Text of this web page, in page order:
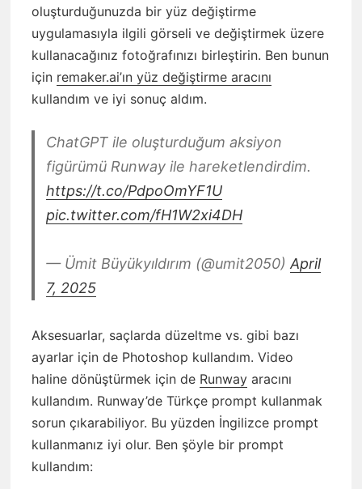
oluşturduğunuzda bir yüz değiştirme
uygulamasıyla ilgili görseli ve değiştirmek üzere
kullanacağınız fotoğrafınızı birleştirin. Ben bunun
için remaker.ai’ın yüz değiştirme aracını
kullandım ve iyi sonuç aldım.
ChatGPT ile oluşturduğum aksiyon
figürümü Runway ile hareketlendirdim.
https://t.co/PdpoOmYF1U
pic.twitter.com/fH1W2xi4DH
— Ümit Büyükyıldırım (@umit2050)April
7, 2025
Aksesuarlar, saçlarda düzeltme vs. gibi bazı
ayarlar için de Photoshop kullandım. Video
haline dönüştürmek için de Runwayaracını
kullandım. Runway’de Türkçe prompt kullanmak
sorun çıkarabiliyor. Bu yüzden İngilizce prompt
kullanmanız iyi olur. Ben şöyle bir prompt
kullandım: